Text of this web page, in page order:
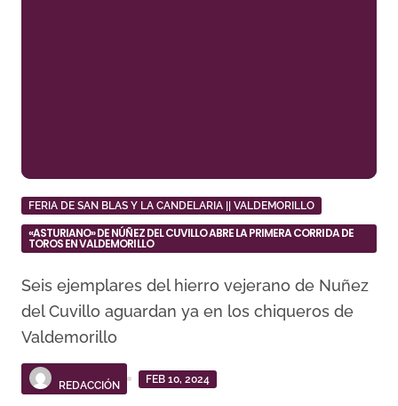
FERIA DE SAN BLAS Y LA CANDELARIA || VALDEMORILLO
«ASTURIANO» DE NÚÑEZ DEL CUVILLO ABRE LA PRIMERA CORRIDA DE
TOROS EN VALDEMORILLO
Seis ejemplares del hierro vejerano de Nuñez
del Cuvillo aguardan ya en los chiqueros de
Valdemorillo
REDACCIÓN
FEB 10, 2024